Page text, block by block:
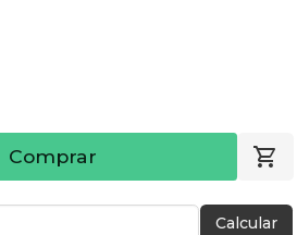
Comprar
Calcular